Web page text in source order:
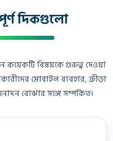
দিকগুলো
কয়েকটি বিষয়কে গুরুত্ব দেওয়া
মোবাইল ব্যবহার, ক্রীড়া
বোঝার সঙ্গে সম্পর্কিত।